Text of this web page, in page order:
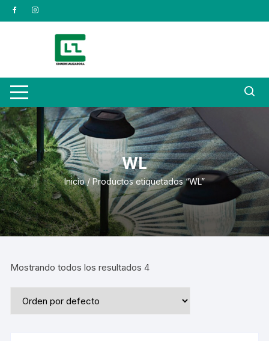
Saltar
al
WL
Inicio/ Productos etiquetados “WL”
Mostrando todos los resultados 4